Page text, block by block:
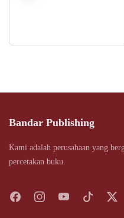
Bandar Publishing
Kami adalah perusahaan yang
percetakan buku.